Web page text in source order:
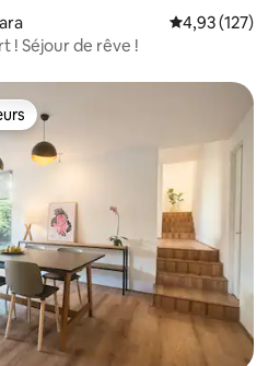
Évaluation
4,93 (127)
! Séjour de rêve !
les plus appréciés